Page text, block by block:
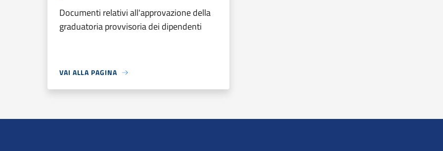
Documenti relativi all'approvazione della
graduatoria provvisoria dei dipendenti
VAI ALLA PAGINA